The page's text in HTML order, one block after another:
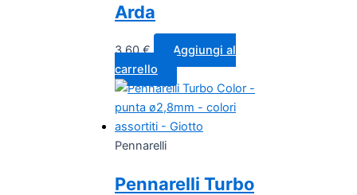
Arda
3,60€
Aggiungi al
carrello
Pennarelli
Pennarelli Turbo